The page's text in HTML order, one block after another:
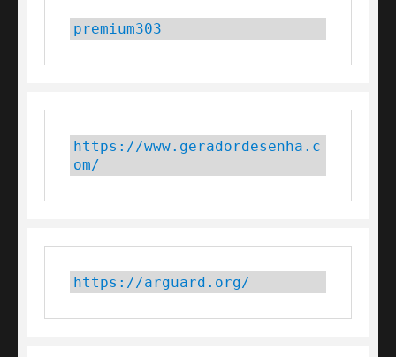
premium303
https://www.geradordesenha.c
om/
https://arguard.org/